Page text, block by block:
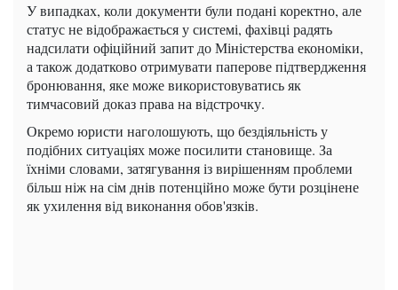
У випадках, коли документи були подані коректно, але
статус не відображається у системі, фахівці радять
надсилати офіційний запит до Міністерства економіки,
а також додатково отримувати паперове підтвердження
бронювання, яке може використовуватись як
тимчасовий доказ права на відстрочку.
Окремо юристи наголошують, що бездіяльність у
подібних ситуаціях може посилити становище. За
їхніми словами, затягування із вирішенням проблеми
більш ніж на сім днів потенційно може бути розцінене
як ухилення від виконання обов'язків.